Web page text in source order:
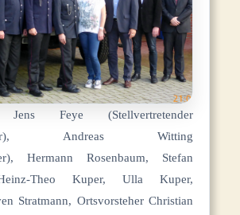
Feye (Stellvertretender
Andreas Witting
Hermann Rosenbaum, Stefan
Theo Kuper, Ulla Kuper,
Stratmann, Ortsvorsteher Christian